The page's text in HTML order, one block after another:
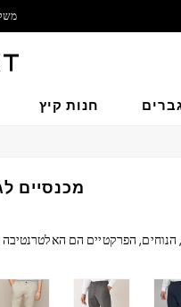
חנות קיץ
מכנסיים
הפרקטיים הם
בשילוב חולצה למשרד
מכנסיים
מכנסי